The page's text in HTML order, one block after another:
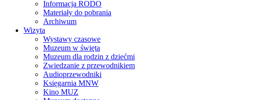
Informacja RODO
Materiały do pobrania
Archiwum
Wizyta
Wystawy czasowe
Muzeum w święta
Muzeum dla rodzin z dziećmi
Zwiedzanie z przewodnikiem
Audioprzewodniki
Księgarnia MNW
Kino MUZ